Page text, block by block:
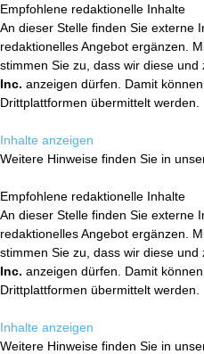
Empfohlene redaktionelle Inhalte
An dieser Stelle finden Sie externe
redaktionelles Angebot ergänzen.
stimmen Sie zu, dass wir diese und
Inc. anzeigen dürfen. Damit
Drittplattformen übermittelt werden.
Inhalte anzeigen
Weitere Hinweise finden Sie in
Empfohlene redaktionelle Inhalte
An dieser Stelle finden Sie externe
redaktionelles Angebot ergänzen.
stimmen Sie zu, dass wir diese und
Inc. anzeigen dürfen. Damit
Drittplattformen übermittelt werden.
Inhalte anzeigen
Weitere Hinweise finden Sie in